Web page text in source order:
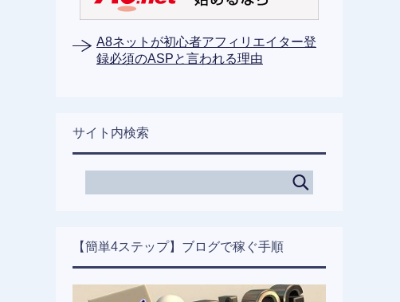
A8ネットが初心者アフィリエイター登
録必須のASPと言われる理由
サイト内検索
【簡単4ステップ】ブログで稼ぐ手順